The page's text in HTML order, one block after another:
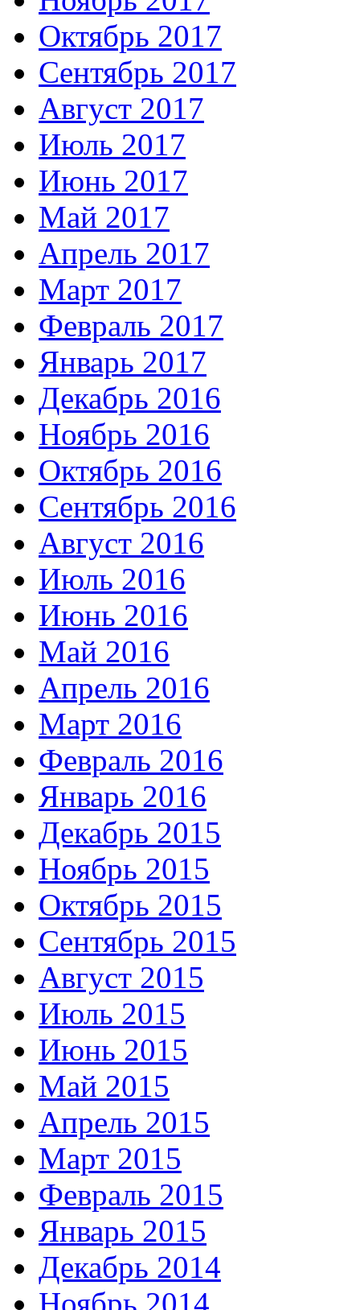
Октябрь 2017
Сентябрь 2017
Август 2017
Июль 2017
Июнь 2017
Май 2017
Апрель 2017
Март 2017
Февраль 2017
Январь 2017
Декабрь 2016
Ноябрь 2016
Октябрь 2016
Сентябрь 2016
Август 2016
Июль 2016
Июнь 2016
Май 2016
Апрель 2016
Март 2016
Февраль 2016
Январь 2016
Декабрь 2015
Ноябрь 2015
Октябрь 2015
Сентябрь 2015
Август 2015
Июль 2015
Июнь 2015
Май 2015
Апрель 2015
Март 2015
Февраль 2015
Январь 2015
Декабрь 2014